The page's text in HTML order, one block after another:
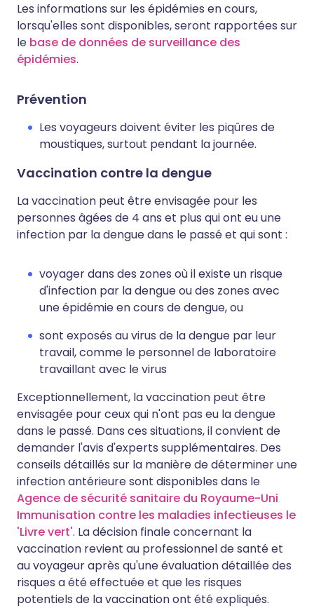
Les informations sur les épidémies en cours,
lorsqu'elles sont disponibles, seront rapportées sur
le base de données de surveillance des
épidémies.
Prévention
Les voyageurs doivent éviter les piqûres de
moustiques, surtout pendant la journée.
Vaccination contre la dengue
La vaccination peut être envisagée pour les
personnes âgées de 4 ans et plus qui ont eu une
infection par la dengue dans le passé et qui sont :
voyager dans des zones où il existe un risque
d'infection par la dengue ou des zones avec
une épidémie en cours de dengue, ou
sont exposés au virus de la dengue par leur
travail, comme le personnel de laboratoire
travaillant avec le virus
Exceptionnellement, la vaccination peut être
envisagée pour ceux qui n'ont pas eu la dengue
dans le passé. Dans ces situations, il convient de
demander l'avis d'experts supplémentaires. Des
conseils détaillés sur la manière de déterminer une
infection antérieure sont disponibles dans le
Agence de sécurité sanitaire du Royaume-Uni
Immunisation contre les maladies infectieuses le
'Livre vert'. La décision finale concernant la
vaccination revient au professionnel de santé et
au voyageur après qu'une évaluation détaillée des
risques a été effectuée et que les risques
potentiels de la vaccination ont été expliqués.